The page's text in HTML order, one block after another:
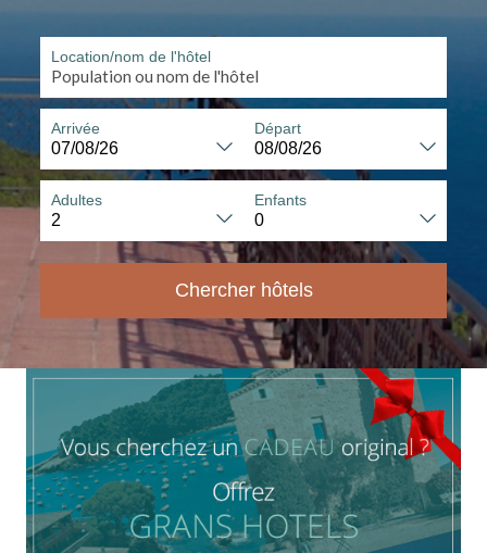
Location/nom de l'hôtel
Arrivée Départ
Adultes Enfants
Chercher hôtels